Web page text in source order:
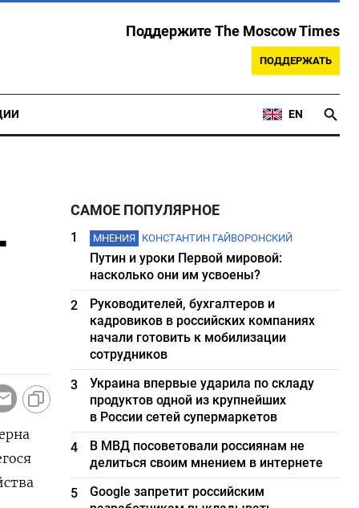
Поддержите The Moscow Times
ПОДДЕРЖАТЬ
EN
САМОЕ ПОПУЛЯРНОЕ
1 МНЕНИЯ КОНСТАНТИН ГАЙВОРОНСКИЙ
Путин и уроки Первой мировой:
насколько они им усвоены?
2
Руководителей, бухгалтеров и
кадровиков в российских компаниях
начали готовить к мобилизации
сотрудников
3
Украина впервые ударила по складу
продуктов одной из крупнейших
в России сетей супермаркетов
4
В МВД посоветовали россиянам не
делиться своим мнением в интернете
5
Google запретит российским